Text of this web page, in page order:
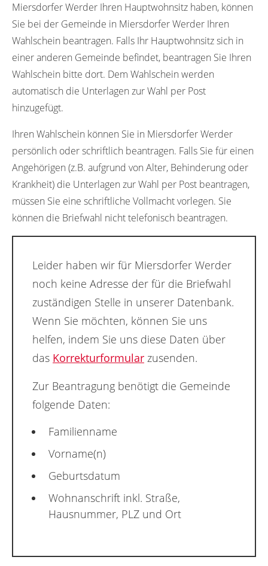
Miersdorfer Werder Ihren Hauptwohnsitz haben, können
Sie bei der Gemeinde in Miersdorfer Werder Ihren
Wahlschein beantragen. Falls Ihr Hauptwohnsitz sich in
einer anderen Gemeinde befindet, beantragen Sie Ihren
Wahlschein bitte dort. Dem Wahlschein werden
automatisch die Unterlagen zur Wahl per Post
hinzugefügt.
Ihren Wahlschein können Sie in Miersdorfer Werder
persönlich oder schriftlich beantragen. Falls Sie für einen
Angehörigen (z.B. aufgrund von Alter, Behinderung oder
Krankheit) die Unterlagen zur Wahl per Post beantragen,
müssen Sie eine schriftliche Vollmacht vorlegen. Sie
können die Briefwahl nicht telefonisch beantragen.
Leider haben wir für Miersdorfer Werder
noch keine Adresse der für die Briefwahl
zuständigen Stelle in unserer Datenbank.
Wenn Sie möchten, können Sie uns
helfen, indem Sie uns diese Daten über
das Korrekturformular zusenden.
Zur Beantragung benötigt die Gemeinde
folgende Daten:
Familienname
Vorname(n)
Geburtsdatum
Wohnanschrift inkl. Straße,
Hausnummer, PLZ und Ort